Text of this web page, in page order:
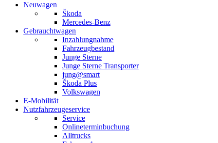
Neuwagen
Škoda
Mercedes-Benz
Gebrauchtwagen
Inzahlungnahme
Fahrzeugbestand
Junge Sterne
Junge Sterne Transporter
jung@smart
Škoda Plus
Volkswagen
E-Mobilität
Nutzfahrzeugeservice
Service
Onlineterminbuchung
Alltrucks